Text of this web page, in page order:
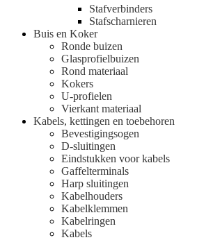
Stafverbinders
Stafscharnieren
Buis en Koker
Ronde buizen
Glasprofielbuizen
Rond materiaal
Kokers
U-profielen
Vierkant materiaal
Kabels, kettingen en toebehoren
Bevestigingsogen
D-sluitingen
Eindstukken voor kabels
Gaffelterminals
Harp sluitingen
Kabelhouders
Kabelklemmen
Kabelringen
Kabels